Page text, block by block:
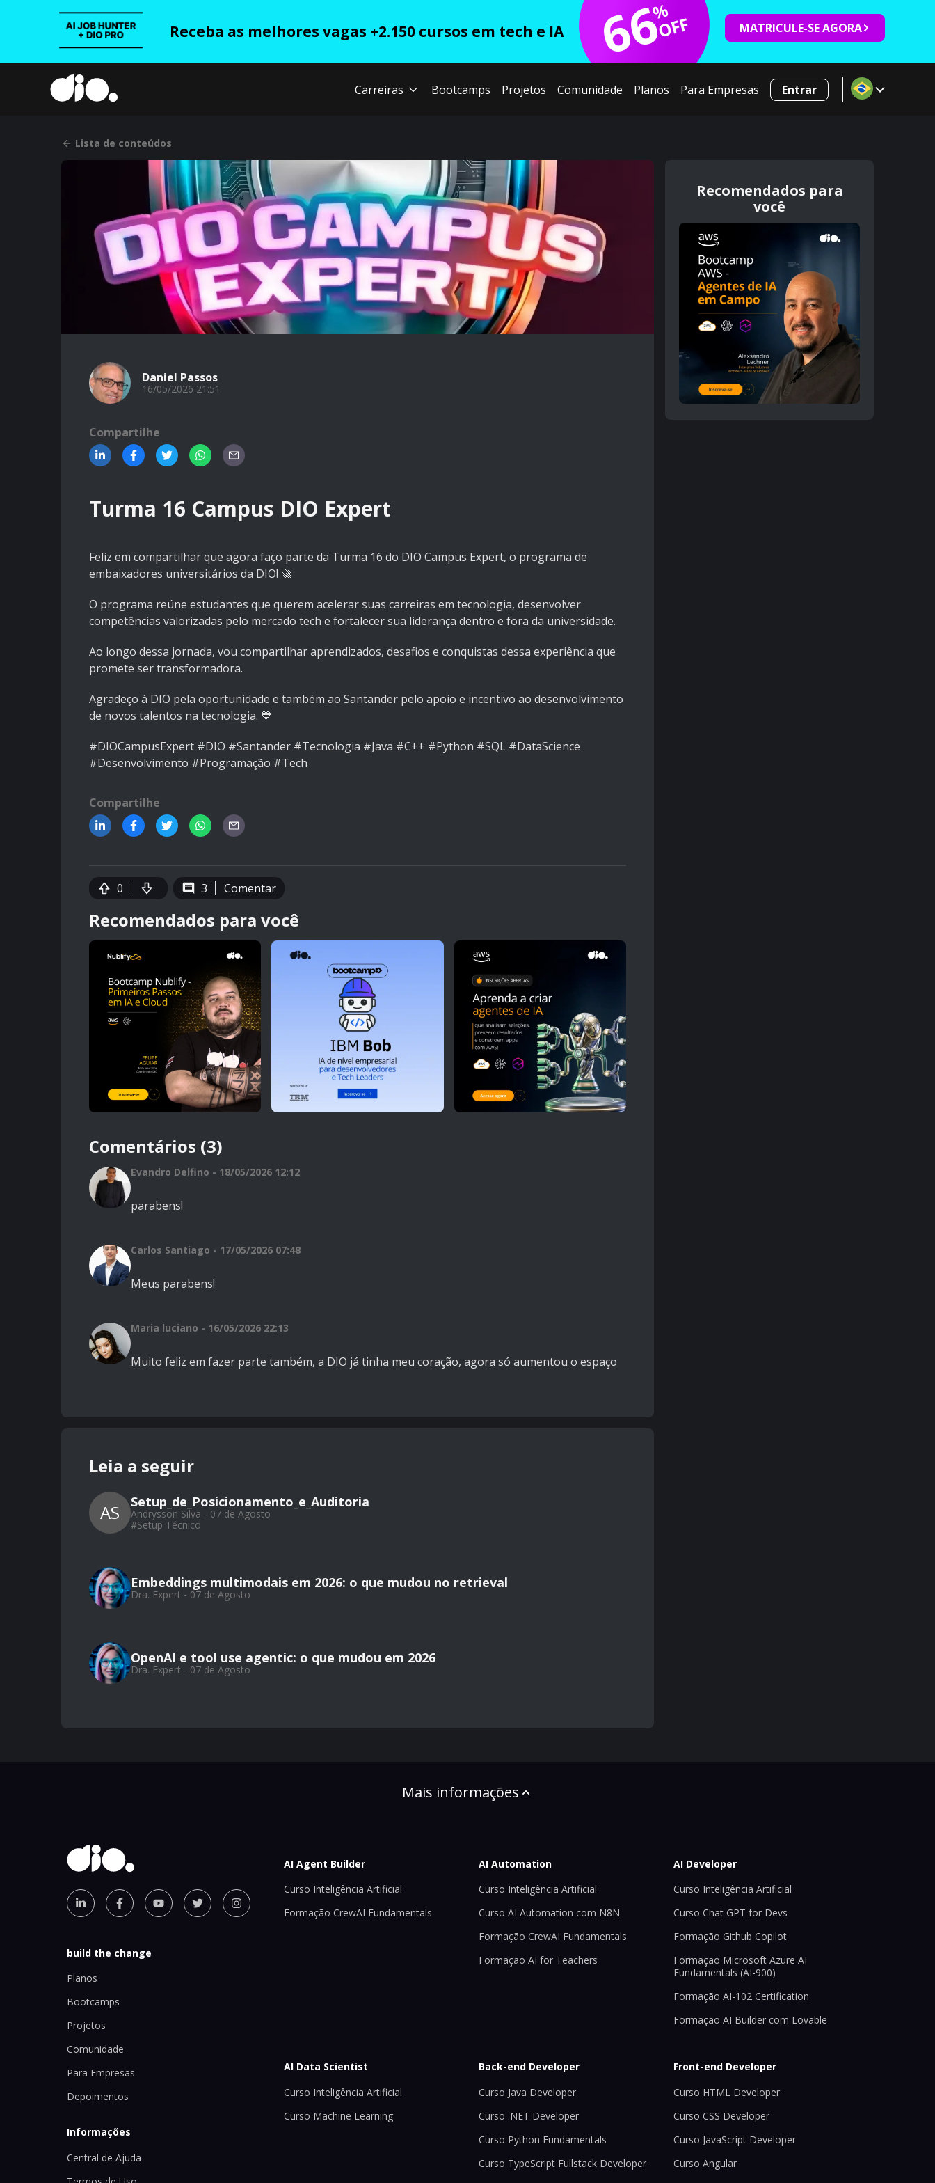
Receba as melhores vagas +2.150 cursos em tech e IA 66
%
OFF MATRICULE-SE AGORA
Carreiras Bootcamps Projetos Comunidade Planos Para Empresas Entrar
Lista de conteúdos
Daniel Passos
16/05/2026 21:51
Compartilhe
Turma 16 Campus DIO Expert
Feliz em compartilhar que agora faço parte da Turma 16 do DIO Campus Expert, o programa de
embaixadores universitários da DIO! 🚀
O programa reúne estudantes que querem acelerar suas carreiras em tecnologia, desenvolver
competências valorizadas pelo mercado tech e fortalecer sua liderança dentro e fora da universidade.
Ao longo dessa jornada, vou compartilhar aprendizados, desafios e conquistas dessa experiência que
promete ser transformadora.
Agradeço à DIO pela oportunidade e também ao Santander pelo apoio e incentivo ao desenvolvimento
de novos talentos na tecnologia. 💙
#DIOCampusExpert #DIO #Santander #Tecnologia #Java #C++ #Python #SQL #DataScience
#Desenvolvimento #Programação #Tech
Compartilhe
0 3 Comentar
Recomendados para você
Comentários (3)
Evandro Delfino - 18/05/2026 12:12
parabens!
Carlos Santiago - 17/05/2026 07:48
Meus parabens!
Maria luciano - 16/05/2026 22:13
Muito feliz em fazer parte também, a DIO já tinha meu coração, agora só aumentou o espaço
Leia a seguir
AS Setup_de_Posicionamento_e_Auditoria
Andrysson Silva - 07 de Agosto
#Setup Técnico
Embeddings multimodais em 2026: o que mudou no retrieval
Dra. Expert - 07 de Agosto
OpenAI e tool use agentic: o que mudou em 2026
Dra. Expert - 07 de Agosto
Recomendados para
você
Mais informações
build the change
Planos
Bootcamps
Projetos
Comunidade
Para Empresas
Depoimentos
Informações
Central de Ajuda
AI Agent Builder
Curso Inteligência Artificial
Formação CrewAI Fundamentals
AI Automation
Curso Inteligência Artificial
Curso AI Automation com N8N
Formação CrewAI Fundamentals
Formação AI for Teachers
AI Developer
Curso Inteligência Artificial
Curso Chat GPT for Devs
Formação Github Copilot
Formação Microsoft Azure AI
Fundamentals (AI-900)
Formação AI-102 Certification
Formação AI Builder com Lovable
AI Data Scientist
Curso Inteligência Artificial
Curso Machine Learning
Back-end Developer
Curso Java Developer
Curso .NET Developer
Curso Python Fundamentals
Curso TypeScript Fullstack Developer
Front-end Developer
Curso HTML Developer
Curso CSS Developer
Curso JavaScript Developer
Curso Angular